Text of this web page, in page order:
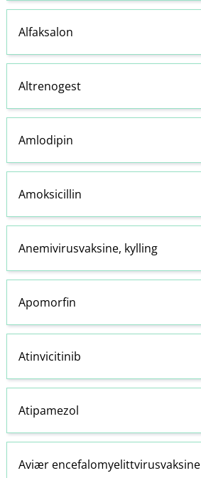
Alfaksalon
Altrenogest
Amlodipin
Amoksicillin
Anemivirusvaksine, kylling
Apomorfin
Atinvicitinib
Atipamezol
Aviær encefalomyelittvirusvaksine